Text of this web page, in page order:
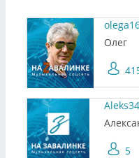
Олег
Aleks34
5